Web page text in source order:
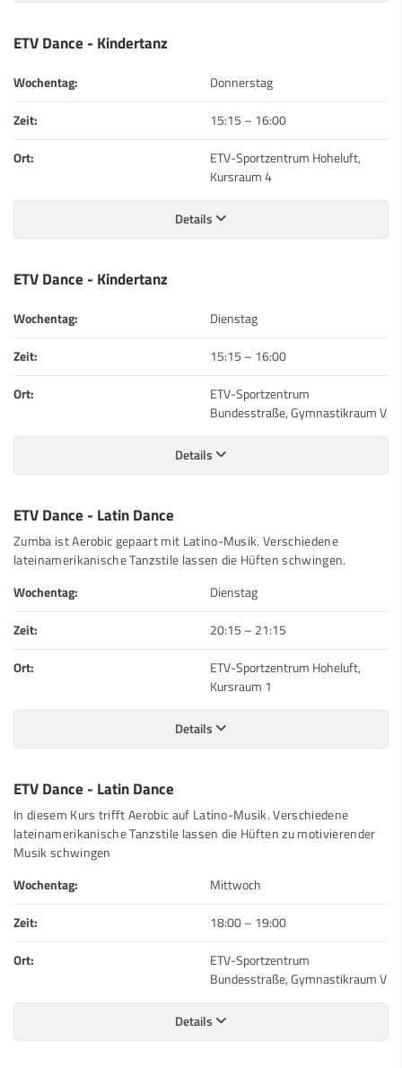
ETV Dance - Kindertanz
Wochentag:
Donnerstag
Zeit:
15:15 – 16:00
Ort:
ETV-Sportzentrum Hoheluft,
Kursraum 4
Details
ETV Dance - Kindertanz
Wochentag:
Dienstag
Zeit:
15:15 – 16:00
Ort:
ETV-Sportzentrum
Bundesstraße, Gymnastikraum V
Details
ETV Dance - Latin Dance
Zumba ist Aerobic gepaart mit Latino-Musik. Verschiedene
lateinamerikanische Tanzstile lassen die Hüften schwingen.
Wochentag:
Dienstag
Zeit:
20:15 – 21:15
Ort:
ETV-Sportzentrum Hoheluft,
Kursraum 1
Details
ETV Dance - Latin Dance
In diesem Kurs trifft Aerobic auf Latino-Musik. Verschiedene
lateinamerikanische Tanzstile lassen die Hüften zu motivierender
Musik schwingen
Wochentag:
Mittwoch
Zeit:
18:00– 19:00
Ort:
ETV-Sportzentrum
Bundesstraße, Gymnastikraum V
Details